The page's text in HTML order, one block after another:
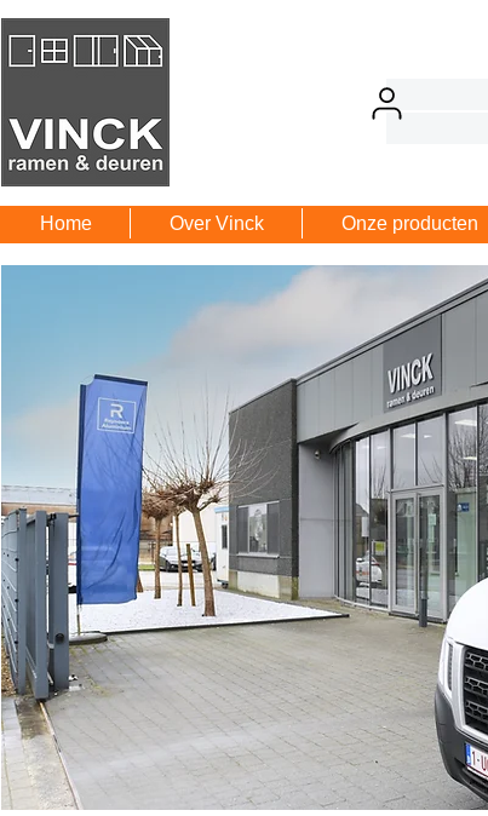
Home Over Vinck Onze producten